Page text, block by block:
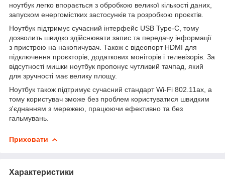
ноутбук легко впорається з обробкою великої кількості даних,
запуском енергомістких застосунків та розробкою проєктів.
Ноутбук підтримує сучасний інтерфейс USB Type-C, тому
дозволить швидко здійснювати запис та передачу інформації
з пристрою на накопичувач. Також є відеопорт HDMI для
підключення проєкторів, додаткових моніторів і телевізорів. За
відсутності мишки ноутбук пропонує чутливий тачпад, який
для зручності має велику площу.
Ноутбук також підтримує сучасний стандарт Wi-Fi 802.11ax, а
тому користувач зможе без проблем користуватися швидким
з'єднанням з мережею, працюючи ефективно та без
гальмувань.
Приховати
Характеристики